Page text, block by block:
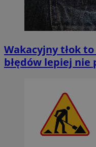
Wakacyjny tłok
błędów lepiej nie